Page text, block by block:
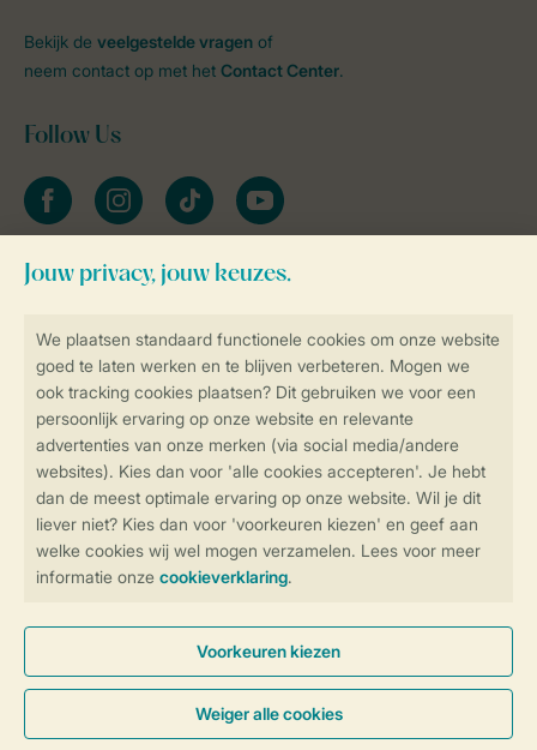
Controle over jouw gegevens &
Instellingen wijzigen
Veilig en snel online boeken
Veilige gegevensoverdracht
Veilige betaling
Bekijk de veelgestelde vragen of
neem contact op met het Contact Center.
Follow Us
facebookinstagramtiktok youtube
Blijf op de hoogte